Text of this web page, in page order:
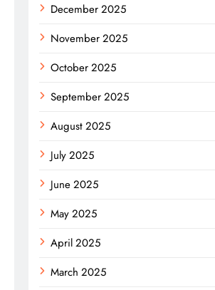
December 2025
November 2025
October 2025
September 2025
August 2025
July 2025
June 2025
May 2025
April 2025
March 2025